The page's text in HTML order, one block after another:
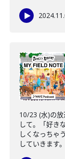
10/23 (水)の
して。「好き
しくなっちゃ
していきます。